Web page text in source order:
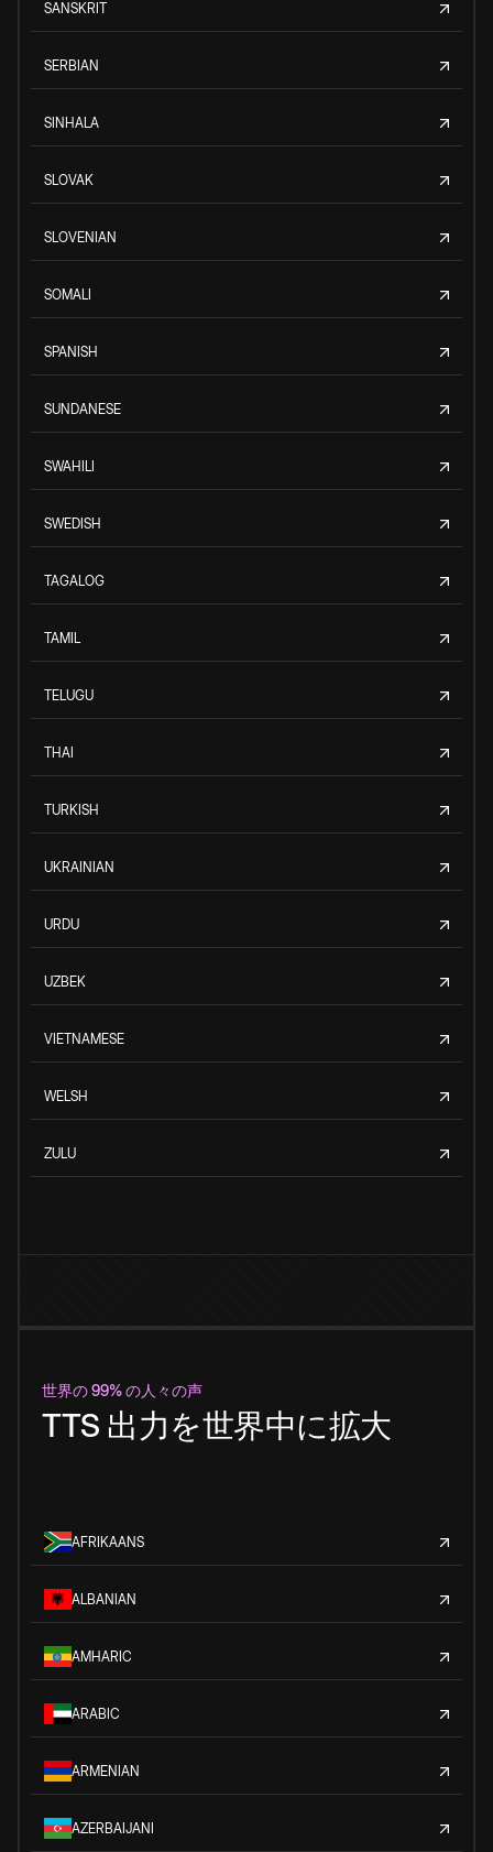
SANSKRIT
SERBIAN
SINHALA
SLOVAK
SLOVENIAN
SOMALI
SPANISH
SUNDANESE
SWAHILI
SWEDISH
TAGALOG
TAMIL
TELUGU
THAI
TURKISH
UKRAINIAN
URDU
UZBEK
VIETNAMESE
WELSH
ZULU
世界の 99% の人々の声
TTS 出力を世界中に拡大
AFRIKAANS
ALBANIAN
AMHARIC
ARABIC
ARMENIAN
AZERBAIJANI